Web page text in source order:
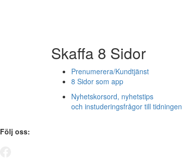
Skaffa 8 Sidor
Prenumerera/Kundtjänst
8 Sidor som app
Nyhetskorsord, nyhetstips
och instuderingsfrågor till tidningen
Följ oss: